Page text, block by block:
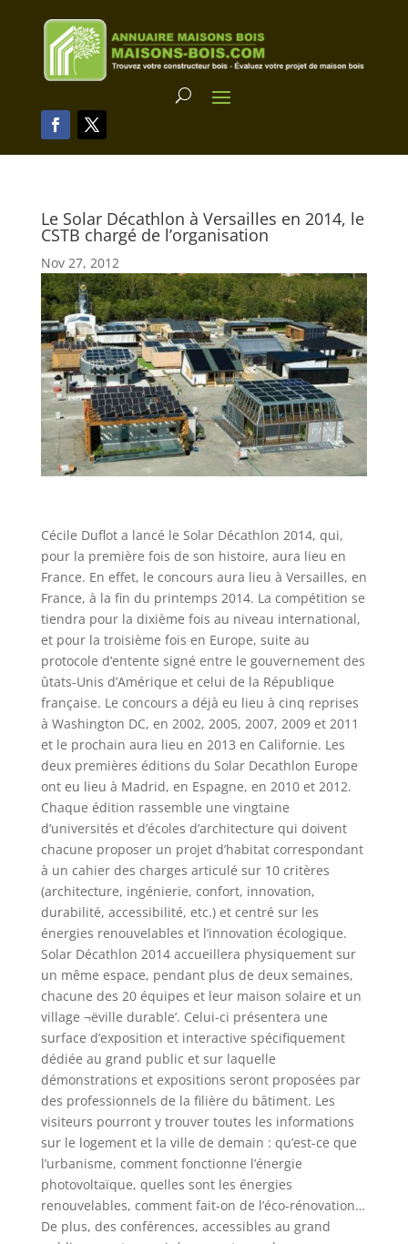
Le Solar Décathlon à Versailles en 2014, le
CSTB chargé de l’organisation
Nov 27, 2012
Cécile Duflot a lancé le Solar Décathlon 2014, qui,
pour la première fois de son histoire, aura lieu en
France. En effet, le concours aura lieu à Versailles, en
France, à la fin du printemps 2014. La compétition se
tiendra pour la dixième fois au niveau international,
et pour la troisième fois en Europe, suite au
protocole d’entente signé entre le gouvernement des
ûtats-Unis d’Amérique et celui de la République
française. Le concours a déjà eu lieu à cinq reprises
à Washington DC, en 2002, 2005, 2007, 2009 et 2011
et le prochain aura lieu en 2013 en Californie. Les
deux premières éditions du Solar Decathlon Europe
ont eu lieu à Madrid, en Espagne, en 2010 et 2012.
Chaque édition rassemble une vingtaine
d’universités et d’écoles d’architecture qui doivent
chacune proposer un projet d’habitat correspondant
à un cahier des charges articulé sur 10 critères
(architecture, ingénierie, confort, innovation,
durabilité, accessibilité, etc.) et centré sur les
énergies renouvelables et l’innovation écologique.
Solar Décathlon 2014 accueillera physiquement sur
un même espace, pendant plus de deux semaines,
chacune des 20 équipes et leur maison solaire et un
village ¬ëville durable’. Celui-ci présentera une
surface d’exposition et interactive spécifiquement
dédiée au grand public et sur laquelle
démonstrations et expositions seront proposées par
des professionnels de la filière du bâtiment. Les
visiteurs pourront y trouver toutes les informations
sur le logement et la ville de demain : qu’est-ce que
l’urbanisme, comment fonctionne l’énergie
photovoltaïque, quelles sont les énergies
renouvelables, comment fait-on de l’éco-rénovation…
De plus, des conférences, accessibles au grand